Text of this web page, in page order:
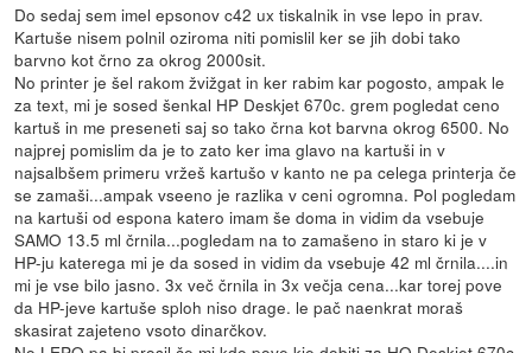
Do sedaj sem imel epsonov c42 ux tiskalnik in vse lepo in prav.
Kartuše nisem polnil oziroma niti pomislil ker se jih dobi tako
barvno kot črno za okrog 2000sit.
No printer je šel rakom žvižgat in ker rabim kar pogosto, ampak le
za text, mi je sosed šenkal HP Deskjet 670c. grem pogledat ceno
kartuš in me preseneti saj so tako črna kot barvna okrog 6500. No
najprej pomislim da je to zato ker ima glavo na kartuši in v
najsalbšem primeru vržeš kartušo v kanto ne pa celega printerja če
se zamaši...ampak vseeno je razlika v ceni ogromna. Pol pogledam
na kartuši od espona katero imam še doma in vidim da vsebuje
SAMO 13.5 ml črnila...pogledam na to zamašeno in staro ki je v
HP-ju katerega mi je da sosed in vidim da vsebuje 42 ml črnila....in
mi je vse bilo jasno. 3x več črnila in 3x večja cena...kar torej pove
da HP-jeve kartuše sploh niso drage. le pač naenkrat moraš
skasirat zajeteno vsoto dinarčkov.